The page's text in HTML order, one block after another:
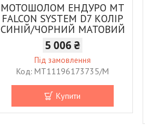
МОТОШОЛОМ ЕНДУРО MT
FALCON SYSTEM D7 КОЛІР
СИНІЙ/ЧОРНИЙ МАТОВИЙ
5 006 ₴
Під замовлення
MT11196173735/M
Купити